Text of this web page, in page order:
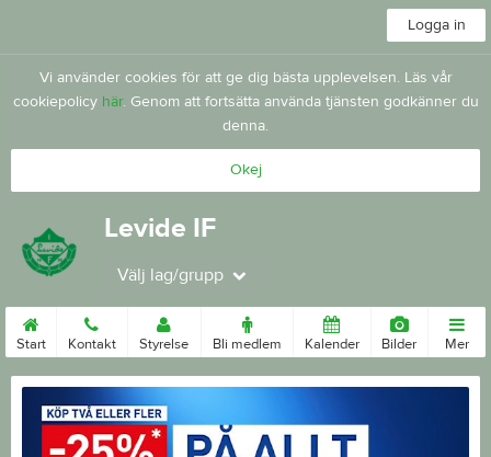
Logga in
Vi använder cookies för att ge dig bästa upplevelsen. Läs vår
cookiepolicy här. Genom att fortsätta använda tjänsten godkänner du
denna.
Okej
Levide IF
Välj lag/grupp
Start Kontakt Styrelse Bli medlem Kalender Bilder Mer